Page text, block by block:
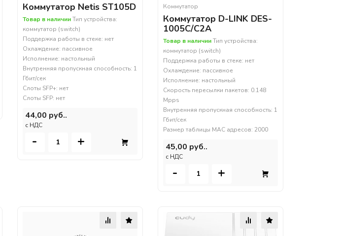
Коммутатор Netis ST105D
Товар в наличииТип устройства:
коммутатор (switch)
Поддержка работы в стеке: нет
Охлаждение: пассивное
Исполнение: настольный
Внутренняя пропускная способность: 1
Гбит/сек
Слоты SFP+: нет
Слоты SFP: нет
44,00 руб..
c НДС
- +
Коммутатор
Коммутатор D-LINK DES-
1005C/C2A
Товар в наличииТип устройства:
коммутатор (switch)
Поддержка работы в стеке: нет
Охлаждение: пассивное
Исполнение: настольный
Скорость пересылки пакетов: 0.148
Mpps
Внутренняя пропускная способность: 1
Гбит/сек
Размер таблицы MAC адресов: 2000
45,00 руб..
c НДС
- +